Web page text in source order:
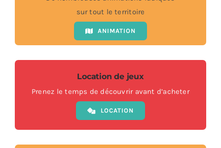
sur tout le territoire
ANIMATION
Location de jeux
Prenez le temps de découvrir avant d’acheter
LOCATION